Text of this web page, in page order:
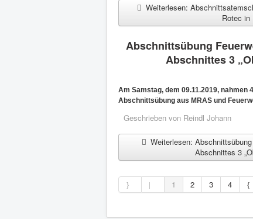
Weiterlesen:
Rotec in
Abschnittsübung
Abschnittes 3
Am Samstag, dem 09.11.2019,
Abschnittsübung aus MRAS und
Geschrieben von Reindl Johann
Weiterlesen:
Abschnittes 3
1 2 3 4